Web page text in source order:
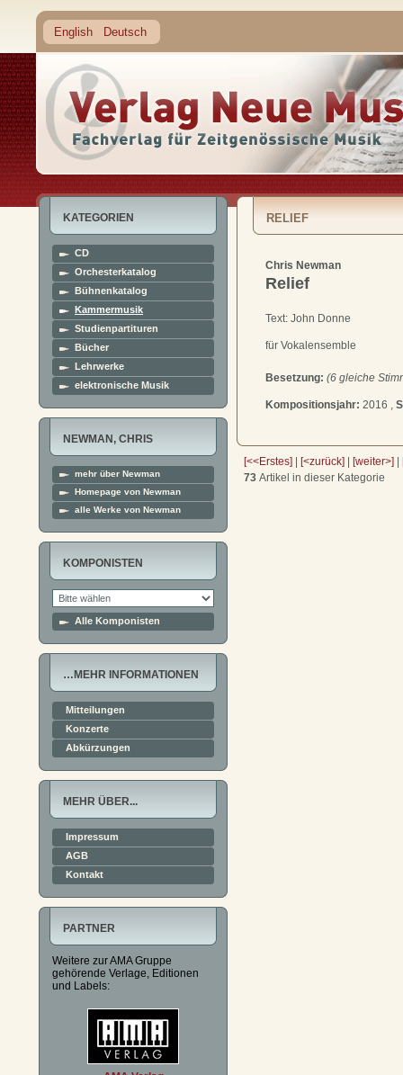
English Deutsch
KATEGORIEN
CD
Orchesterkatalog
Bühnenkatalog
Kammermusik
Studienpartituren
Bücher
Lehrwerke
elektronische Musik
NEWMAN, CHRIS
mehr über Newman
Homepage von Newman
alle Werke von Newman
KOMPONISTEN
Alle Komponisten
…MEHR INFORMATIONEN
Mitteilungen
Konzerte
Abkürzungen
MEHR ÜBER...
Impressum
AGB
Kontakt
PARTNER
Weitere zur AMA Gruppe
gehörende Verlage, Editionen
und Labels:
RELIEF
Chris Newman
Relief
Text: John Donne
für Vokalensemble
Besetzung: (6 gleiche
Kompositionsjahr: 2016 ,
[<<Erstes] [<zurück] [weiter>]
73 Artikel in dieser Kategorie